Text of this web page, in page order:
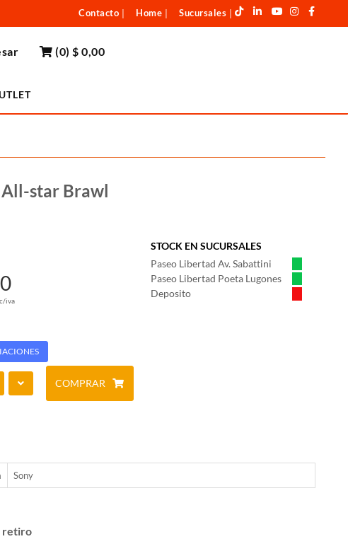
Contacto Home Sucursales
(0)$ 0,00
star Brawl
STOCK EN SUCURSALES
Paseo Libertad Av. Sabattini
Paseo Libertad Poeta Lugones
Deposito
c/iva
COMPRAR
Sony
retiro